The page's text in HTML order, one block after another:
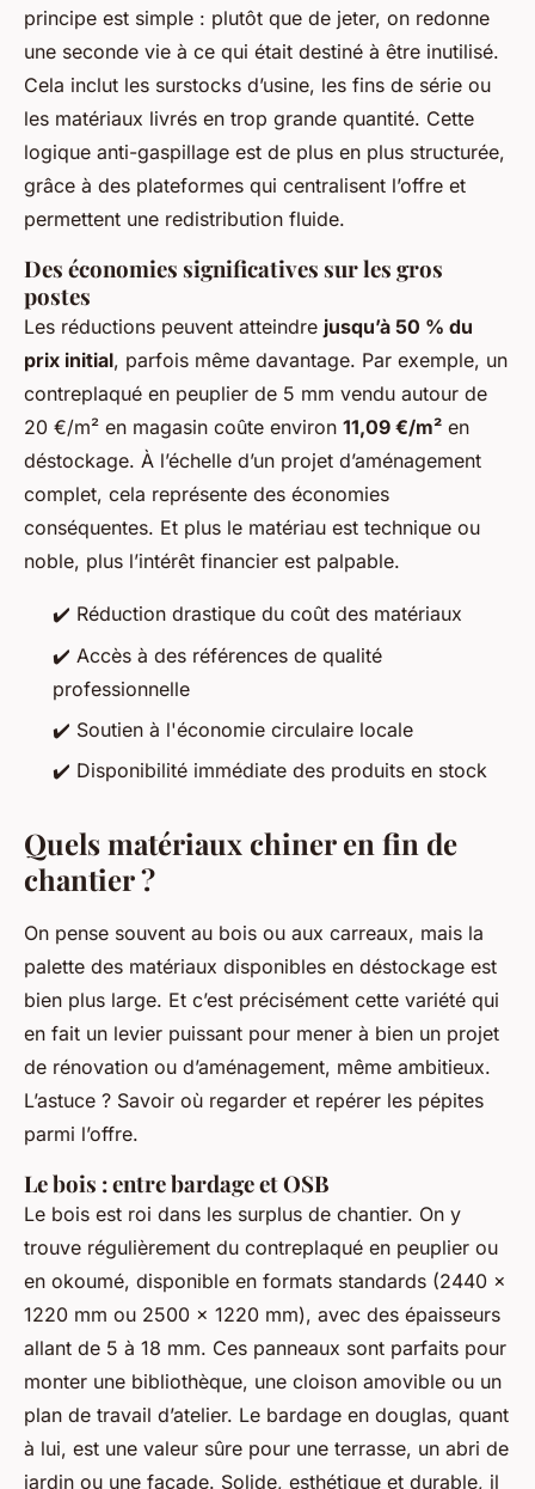
principe est simple : plutôt que de jeter, on redonne
une seconde vie à ce qui était destiné à être inutilisé.
Cela inclut les surstocks d’usine, les fins de série ou
les matériaux livrés en trop grande quantité. Cette
logique anti-gaspillage est de plus en plus structurée,
grâce à des plateformes qui centralisent l’offre et
permettent une redistribution fluide.
Des économies significatives sur les gros
postes
Les réductions peuvent atteindre jusqu’à 50 % du
prix initial, parfois même davantage. Par exemple, un
contreplaqué en peuplier de 5 mm vendu autour de
20 €/m² en magasin coûte environ 11,09 €/m² en
déstockage. À l’échelle d’un projet d’aménagement
complet, cela représente des économies
conséquentes. Et plus le matériau est technique ou
noble, plus l’intérêt financier est palpable.
✔️ Réduction drastique du coût des matériaux
✔️ Accès à des références de qualité
professionnelle
✔️ Soutien à l'économie circulaire locale
✔️ Disponibilité immédiate des produits en stock
Quels matériaux chiner en fin de
chantier ?
On pense souvent au bois ou aux carreaux, mais la
palette des matériaux disponibles en déstockage est
bien plus large. Et c’est précisément cette variété qui
en fait un levier puissant pour mener à bien un projet
de rénovation ou d’aménagement, même ambitieux.
L’astuce ? Savoir où regarder et repérer les pépites
parmi l’offre.
Le bois : entre bardage et OSB
Le bois est roi dans les surplus de chantier. On y
trouve régulièrement du contreplaqué en peuplier ou
en okoumé, disponible en formats standards (2440 x
1220 mm ou 2500 x 1220 mm), avec des épaisseurs
allant de 5 à 18 mm. Ces panneaux sont parfaits pour
monter une bibliothèque, une cloison amovible ou un
plan de travail d’atelier. Le bardage en douglas, quant
à lui, est une valeur sûre pour une terrasse, un abri de
jardin ou une façade. Solide, esthétique et durable, il